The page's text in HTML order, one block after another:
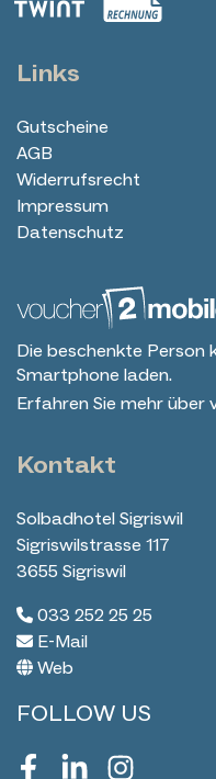
Links
Gutscheine
AGB
Widerrufsrecht
Impressum
Datenschutz
Die beschenkte Person
Smartphone laden.
Erfahren Sie mehr über
Kontakt
Solbadhotel Sigriswil
Sigriswilstrasse 117
3655 Sigriswil
033 252 25 25
E-Mail
Web
FOLLOW US